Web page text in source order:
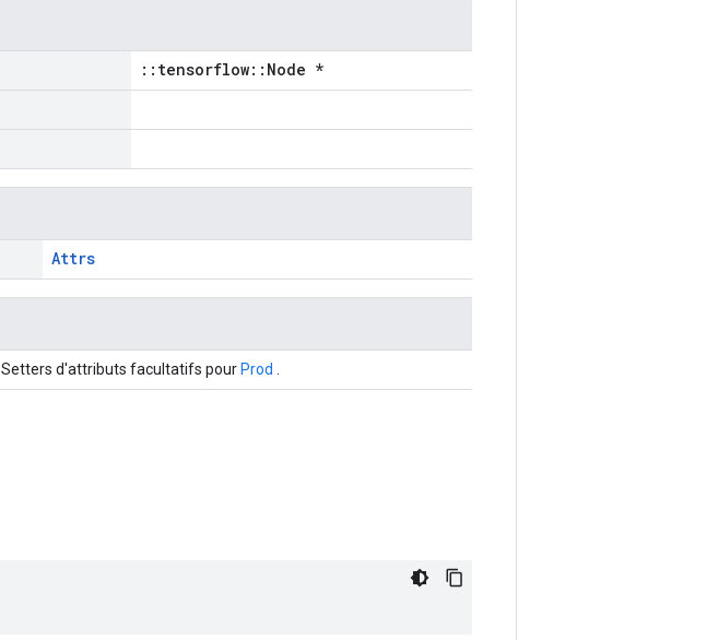
::tensorflow::Node *
Attrs
Setters d'attributs facultatifs pour Prod